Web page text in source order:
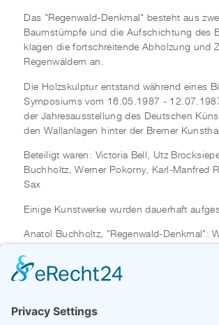
Das "Regenwald-Denkmal" besteht aus
Baumstümpfe und die Aufschichtung des
klagen die fortschreitende Abholzung und
Regenwäldern an.
Die Holzskulptur entstand während eines
Symposiums vom 16.05.1987 -
der Jahresausstellung des Deutschen
den Wallanlagen hinter der Bremer
Beteiligt waren: Victoria Bell, Utz
Buchholtz, Werner Pokorny, Karl-Manfred
Sax
Einige Kunstwerke wurden dauerhaft
Anatol Buchholtz, "Regenwald-Denkmal":
Utz Brocksieper, "o.T.": Sebaldsbrücker
Werner Pokorny, "o.T.": Doventorsteinweg